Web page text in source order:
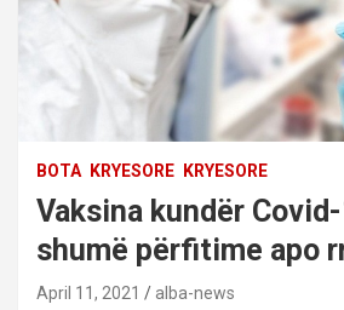
BOTA KRYESORE KRYESORE
Vaksina kundër
shumë përfitime apo
April 11, 2021 alba-news